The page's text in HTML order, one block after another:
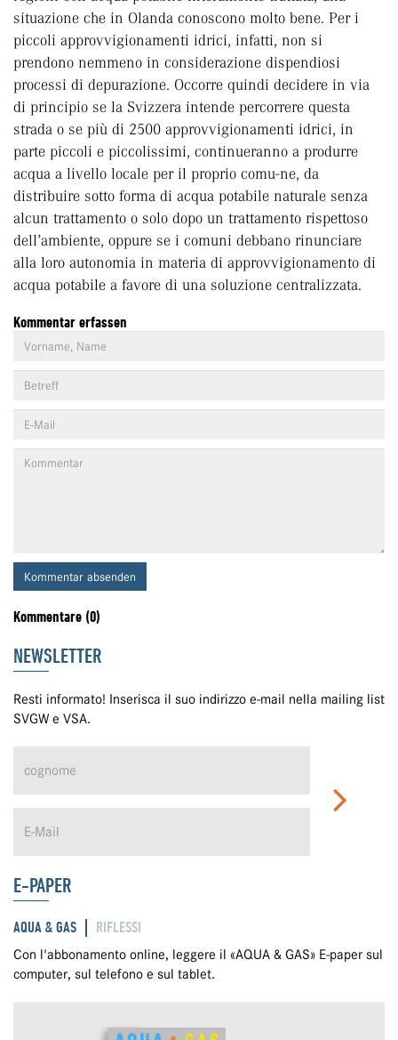
situazione che in Olanda conoscono molto bene. Per i
piccoli approvvigionamenti idrici, infatti, non si
prendono nemmeno in considerazione dispendiosi
processi di depurazione. Occorre quindi decidere in via
di principio se la Svizzera intende percorrere questa
strada o se più di 2500 approvvigionamenti idrici, in
parte piccoli e piccolissimi, continueranno a produrre
acqua a livello locale per il proprio comu-ne, da
distribuire sotto forma di acqua potabile naturale senza
alcun trattamento o solo dopo un trattamento rispettoso
dell’ambiente, oppure se i comuni debbano rinunciare
alla loro autonomia in materia di approvvigionamento di
acqua potabile a favore di una soluzione centralizzata.
Kommentar erfassen
Kommentar absenden
Kommentare (0)
NEWSLETTER
Resti informato! Inserisca il suo indirizzo e-mail nella mailing list
SVGW e VSA.
E-PAPER
AQUA & GAS RIFLESSI
Con l'abbonamento online, leggere il «AQUA & GAS» E-paper sul
computer, sul telefono e sul tablet.